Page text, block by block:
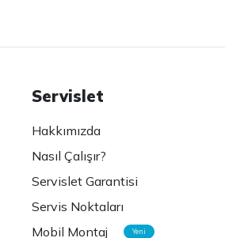
Servislet
Hakkımızda
Nasıl Çalışır?
Servislet Garantisi
Servis Noktaları
Mobil Montaj
Yeni